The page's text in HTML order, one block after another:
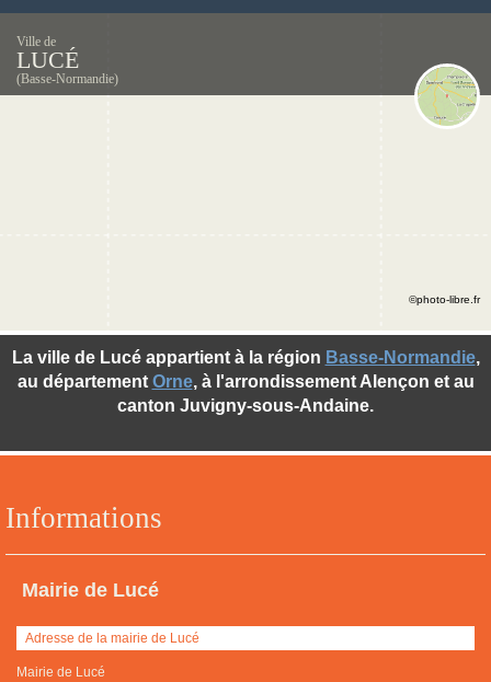
Ville de
LUCÉ
(Basse-Normandie)
Informations
Mairie de Lucé
Adresse de la mairie de Lucé
Mairie de Lucé
La ville de Lucé appartient à la région Basse-Normandie,
au département Orne, à l'arrondissement Alençon et au
canton Juvigny-sous-Andaine.
©photo-libre.fr